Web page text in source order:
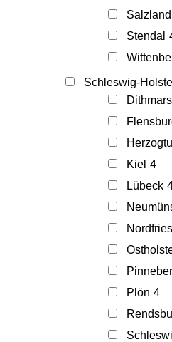
Stendal
Schleswig-
Kiel 4
Lübeck
Plön 4